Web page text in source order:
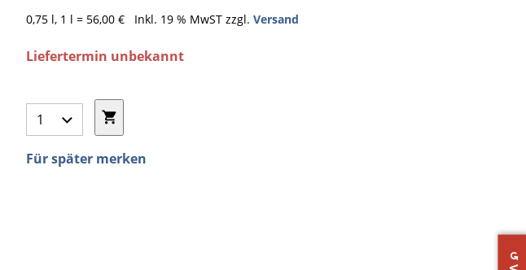
0,75 l, 1 l = 56,00 € Inkl. 19 % MwST zzgl. Versand
Liefertermin unbekannt
Für später merken